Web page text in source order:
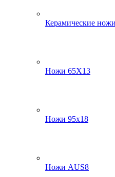
Керамические ножи
Ножи 65Х13
Ножи 95х18
Ножи AUS8